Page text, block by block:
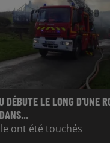
DÉBUTE LE LONG D'UNE
ont été touchés